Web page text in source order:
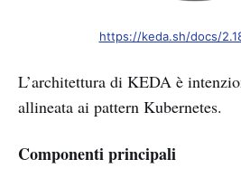
https://keda.sh/docs/
L’architettura di KEDA è
allineata ai pattern Kubernetes.
Componenti principali